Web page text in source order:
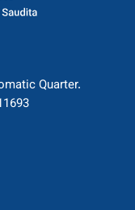
Quarter.